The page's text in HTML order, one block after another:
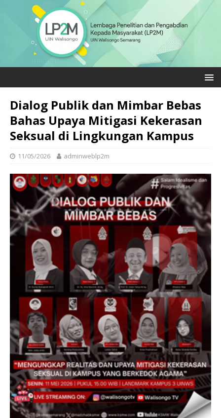
Dialog Publik dan Mimbar Bebas
Bahas Upaya Mitigasi Kekerasan
Seksual di Lingkungan Kampus
11/05/2026 adminweblp2m